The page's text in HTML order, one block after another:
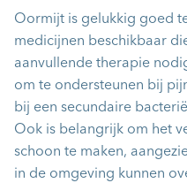
Oormijt is gelukkig goed
medicijnen beschikbaar
aanvullende therapie
om te ondersteunen bij
bij een secundaire
Ook is belangrijk om het
schoon te maken,
in de omgeving kunnen